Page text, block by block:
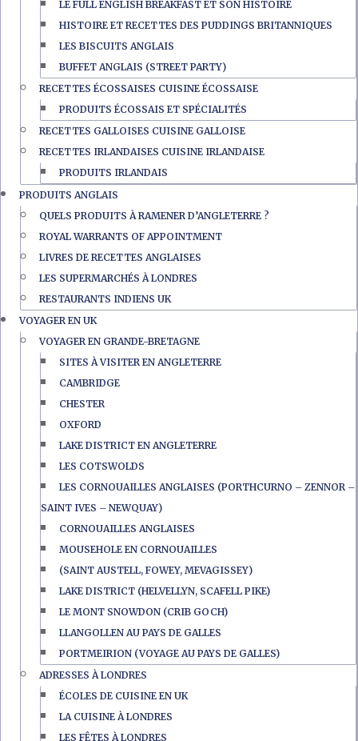
LE FULL ENGLISH BREAKFAST ET SON HISTOIRE
HISTOIRE ET RECETTES DES PUDDINGS BRITANNIQUES
LES BISCUITS ANGLAIS
BUFFET ANGLAIS (STREET PARTY)
RECETTES ÉCOSSAISES CUISINE ÉCOSSAISE
PRODUITS ÉCOSSAIS ET SPÉCIALITÉS
RECETTES GALLOISES CUISINE GALLOISE
RECETTES IRLANDAISES CUISINE IRLANDAISE
PRODUITS IRLANDAIS
PRODUITS ANGLAIS
QUELS PRODUITS À RAMENER D’ANGLETERRE ?
ROYAL WARRANTS OF APPOINTMENT
LIVRES DE RECETTES ANGLAISES
LES SUPERMARCHÉS À LONDRES
RESTAURANTS INDIENS UK
VOYAGER EN UK
VOYAGER EN GRANDE-BRETAGNE
SITES À VISITER EN ANGLETERRE
CAMBRIDGE
CHESTER
OXFORD
LAKE DISTRICT EN ANGLETERRE
LES COTSWOLDS
LES CORNOUAILLES ANGLAISES (PORTHCURNO – ZENNOR –
SAINT IVES – NEWQUAY)
CORNOUAILLES ANGLAISES
MOUSEHOLE EN CORNOUAILLES
(SAINT AUSTELL, FOWEY, MEVAGISSEY)
LAKE DISTRICT (HELVELLYN, SCAFELL PIKE)
LE MONT SNOWDON (CRIB GOCH)
LLANGOLLEN AU PAYS DE GALLES
PORTMEIRION (VOYAGE AU PAYS DE GALLES)
ADRESSES À LONDRES
ÉCOLES DE CUISINE EN UK
LA CUISINE À LONDRES
LES FÊTES À LONDRES